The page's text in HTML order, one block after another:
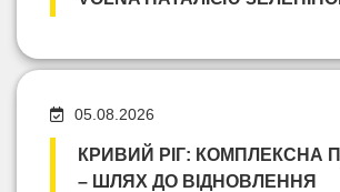
05.08.2026
КРИВИЙ РІГ: КОМПЛЕКСНА
– ШЛЯХ ДО ВІДНОВЛЕННЯ